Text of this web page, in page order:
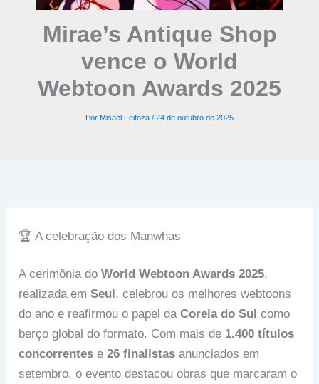
Mirae’s Antique Shop
vence o World
Webtoon Awards 2025
Por Misael Feitoza / 24 de outubro de 2025
🏆 A celebração dos Manwhas
A cerimônia doWorld Webtoon Awards 2025,
realizada emSeul, celebrou os melhores webtoons
do ano e reafirmou o papel daCoreia do Sul como
berço global do formato. Com mais de 1.400 títulos
concorrentes e26 finalistas anunciados em
setembro, o evento destacou obras que marcaram o